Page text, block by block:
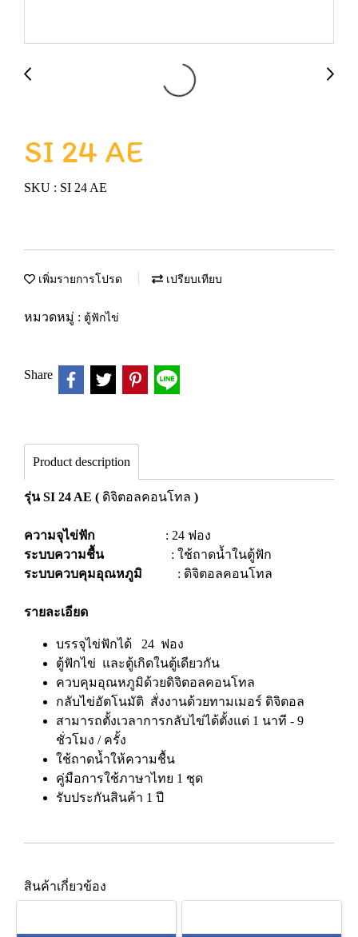
SI 24 AE
SKU : SI 24 AE
เพิ่มรายการโปรด เปรียบเทียบ
หมวดหมู่ : ตู้ฟักไข่
Share
Product description
รุ่น SI 24 AE ( ดิจิตอลคอนโทล )
ความจุไข่ฟัก : 24 ฟอง
ระบบความชื้น: ใช้ถาดน้ำในตู้ฟัก
ระบบควบคุมอุณหภูมิ : ดิจิตอลคอนโทล
รายละเอียด
บรรจุไข่ฟักได้ 24 ฟอง
ตู้ฟักไข่ และตู้เกิดในตู้เดียวกัน
ควบคุมอุณหภูมิด้วยดิจิตอลคอนโทล
กลับไข่อัตโนมัติ สั่งงานด้วยทามเมอร์ ดิจิตอล
สามารถตั้งเวลาการกลับไข่ได้ตั้งแต่ 1 นาที - 9
ชั่วโมง / ครั้ง
ใช้ถาดน้ำให้ความชื้น
คู่มือการใช้ภาษาไทย 1 ชุด
รับประกันสินค้า 1 ปี
สินค้าเกี่ยวข้อง